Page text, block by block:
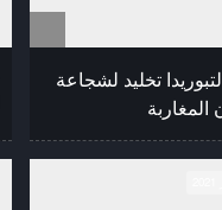
تخليد لشجاعة
المغاربة